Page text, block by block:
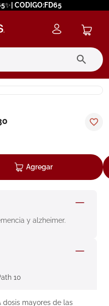
CODIGO:FD65
Agregar
y alzheimer.
10
dosis mayores de las